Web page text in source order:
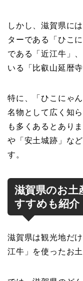
しかし、滋賀県に
ターである「ひこ
である「近江牛」
いる「比叡山延暦
特に、「ひこにゃ
名物として広く知
も多くあるとあり
や「安土城跡」な
す。
滋賀県のお土
すすめも紹介
滋賀県は観光地だ
江牛」を使ったお